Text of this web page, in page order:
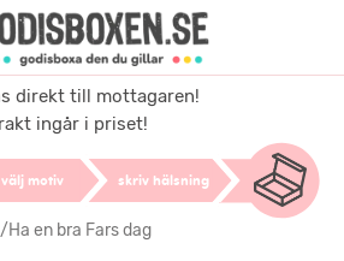
direkt till mottagaren!
ingår i priset!
välj motiv skriv hälsning
/Ha en bra Fars dag